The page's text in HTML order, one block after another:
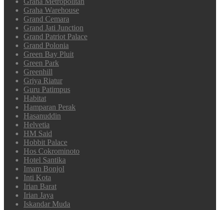
Graha Warehouse
Grand Cemara
Grand Jati Junction
Grand Patriot Palace
Grand Polonia
Green Bay Pluit
Green Park
Greenhill
Griya Riatur
Guru Patimpus
Habitat
Hamparan Perak
Hasanuddin
Helvetia
HM Said
Hobbit Palace
Hos Cokrominoto
Hotel Santika
Imam Bonjol
Inti Kota
Irian Barat
Irian Jaya
Iskandar Muda